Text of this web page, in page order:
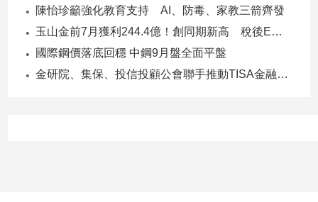
創
電
影
陳怡珍籲強化教育支持 AI、防毒、家教三箭齊發
玉山金前7月獲利244.4億！創同期新高 稅後EPS自結1.51元
國際鋼價落底回穩 中鋼9月盤全面平盤
金研院、集保、投信投顧公會聯手推動TISA金融教育 將辦150場宣講